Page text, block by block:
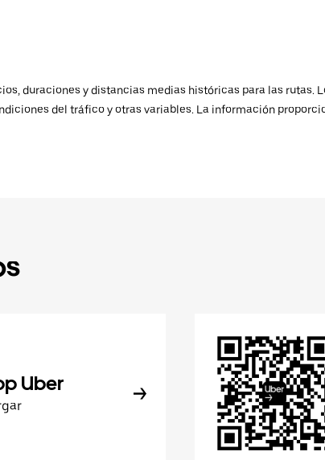
duraciones y distancias medias históricas para las rutas.
del tráfico y otras variables. La información
Uber